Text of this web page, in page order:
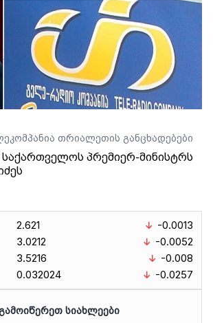
თრიალეთის განცხადებები
პრემიერ-მინისტრს
2.621
3.0212
3.5216
0.032024
-0.0013
-0.0052
-0.008
-0.0257
ᲡᲘᲐᲮᲚᲔᲔᲑᲘ